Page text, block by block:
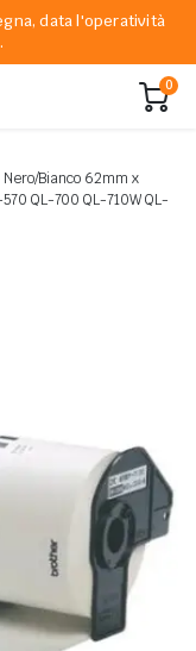
data l'operatività
0
Bianco 62mm x
QL-700 QL-710W QL-